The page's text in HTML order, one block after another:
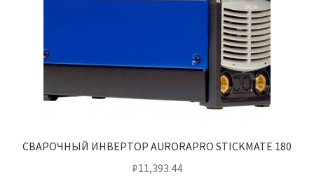
СВАРОЧНЫЙ ИНВЕРТОР AURORAPRO STICKMATE 180
₽11,393.44